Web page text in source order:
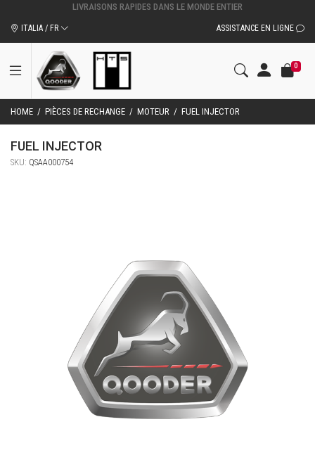
ITALIA / FR ASSISTANCE EN LIGNE
0
HOME / PIÈCES DE RECHANGE / MOTEUR / FUEL INJECTOR
FUEL INJECTOR
SKU: QSAA000754